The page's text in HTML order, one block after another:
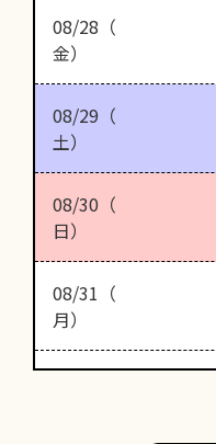
08/28（
金）
08/29（
土）
08/30（
日）
08/31（
月）